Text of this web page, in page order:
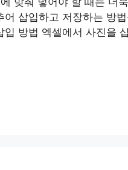
삽입하고 저장하는 방
방법 엑셀에서 사진을